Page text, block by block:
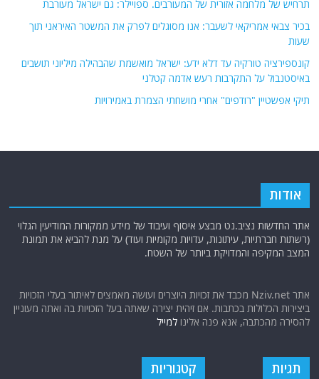
תרחיש של מלחמה אזורית של המעורבים. ספויילר: גם ישראל מעורבת
בכיר צבאי אמריקאי לשעבר: אנו מסוגלים לפרק את המשטר האיראני תוך
שעות
קונספירציה טורקיה עד דלא ידע: ישראל מואשמת שהבהילה מיליוני תושבים
באיסטנבול על התקרבות רעש אדמה קטלני
תיקי אפשטיין "רודפים" אחרי מושחתי הצמרת באמירויות
אודות
אתר החדשות נציב.נט מבצע איסוף ועיבוד של מידע ממקורות המודיעין הגלוי
(רשתות חברתיות, עיתונות, עדויות מקומיות ועוד) על מנת להביא את תמונת
המצב המקיפה והמדויקת ביותר של השטח.
אתר Nziv.net מכבד את זכויות היוצרים ועושה מאמצים לאיתור בעלי הזכויות
ביצירות הכלולות בכתבות. אם זיהית יצירה שאתה בעל הזכויות בה ואתה מעוניין
להסירה מהכתבה, אנא פנה אלינולמייל
תגיות קטגוריות